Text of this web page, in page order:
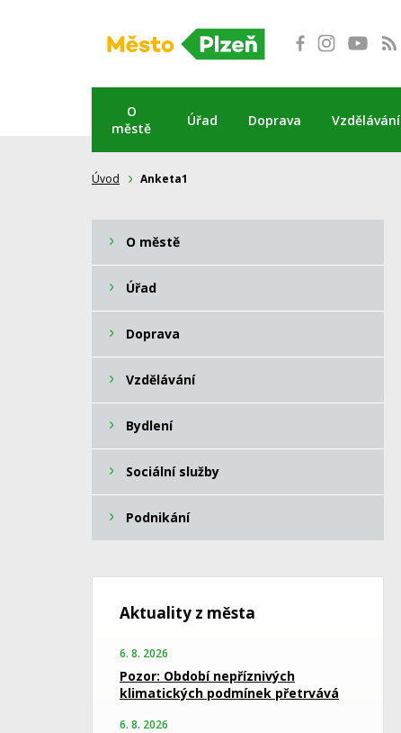
O
městě
Úřad Doprava Vzdělávání
Úvod Anketa1
O městě
Úřad
Doprava
Vzdělávání
Bydlení
Sociální služby
Podnikání
Aktuality z města
6. 8. 2026
Pozor: Období nepříznivých
klimatických podmínek přetrvává
6. 8. 2026